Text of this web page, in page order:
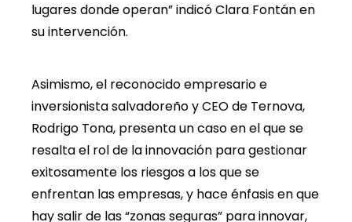
lugares donde operan” indicó Clara Fontán en
su intervención.
Asimismo, el reconocido empresario e
inversionista salvadoreño y CEO de Ternova,
Rodrigo Tona, presenta un caso en el que se
resalta el rol de la innovación para gestionar
exitosamente los riesgos a los que se
enfrentan las empresas, y hace énfasis en que
hay salir de las “zonas seguras” para innovar,